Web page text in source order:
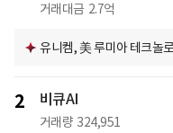
거래대금 2.7억
유니켐, 美 루미아 테크
2 비큐AI
거래량 324,951